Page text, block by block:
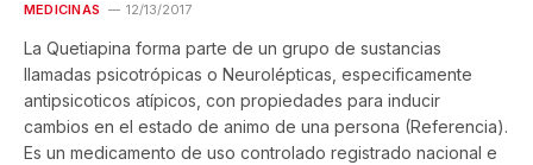
MEDICINAS 12/13/2017
La Quetiapina forma parte de un grupo de sustancias
llamadas psicotrópicas o Neurolépticas, especificamente
antipsicoticos atípicos, con propiedades para inducir
cambios en el estado de animo de una persona (Referencia).
Es un medicamento de uso controlado registrado nacional e